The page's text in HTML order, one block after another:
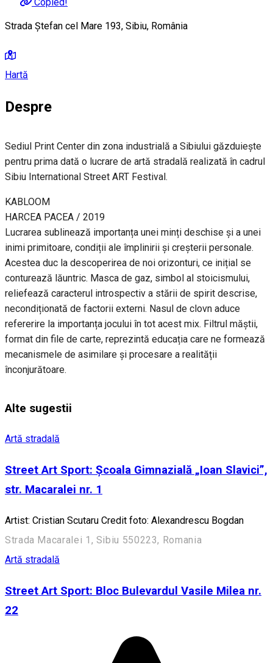
Strada Ștefan cel Mare 193, Sibiu, România
Hartă
Despre
Sediul Print Center din zona industrială a Sibiului găzduiește
pentru prima dată o lucrare de artă stradală realizată în cadrul
Sibiu International Street ART Festival.
KABLOOM
HARCEA PACEA / 2019
Lucrarea sublinează importanța unei minți deschise și a unei
inimi primitoare, condiții ale împlinirii și creșterii personale.
Acestea duc la descoperirea de noi orizonturi, ce inițial se
conturează lăuntric. Masca de gaz, simbol al stoicismului,
reliefează caracterul introspectiv a stării de spirit descrise,
necondiționată de factorii externi. Nasul de clovn aduce
refererire la importanța jocului în tot acest mix. Filtrul măștii,
format din file de carte, reprezintă educația care ne formează
mecanismele de asimilare și procesare a realității
înconjurătoare.
Alte sugestii
Artă stradală
Street Art Sport: Școala Gimnazială „Ioan Slavici”,
str. Macaralei nr. 1
Artist: Cristian Scutaru Credit foto: Alexandrescu Bogdan
Strada Macaralei 1, Sibiu 550223, Romania
Artă stradală
Street Art Sport: Bloc Bulevardul Vasile Milea nr.
22